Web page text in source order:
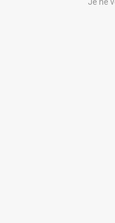
Je ne